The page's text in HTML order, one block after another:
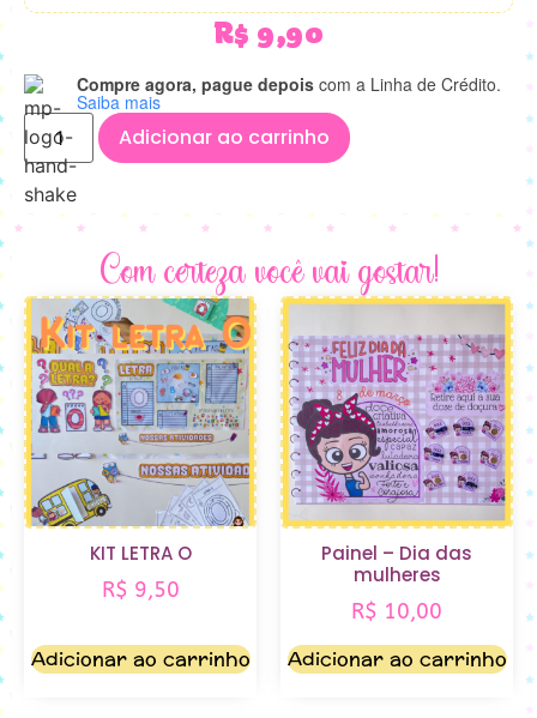
R$ 9,90
Compre agora, pague depois com a Linha de Crédito.
Saiba mais
Adicionar ao carrinho
Com certeza você vai gostar!
KIT LETRA O
R$ 9,50
Adicionar ao carrinho
Painel – Dia das
mulheres
R$ 10,00
Adicionar ao carrinho